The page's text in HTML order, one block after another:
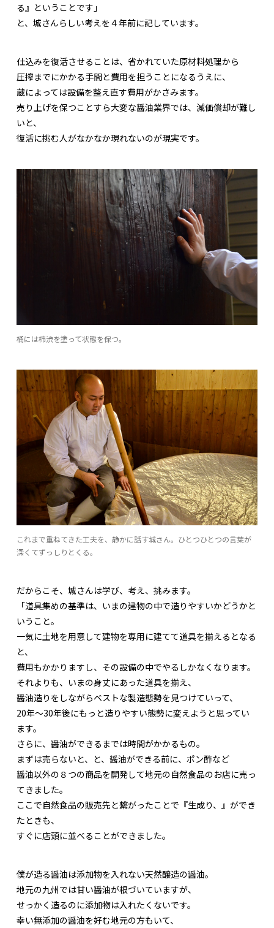
る』ということです」
と、城さんらしい考えを４年前に記しています。
仕込みを復活させることは、省かれていた原材料処理から
圧搾までにかかる手間と費用を担うことになるうえに、
蔵によっては設備を整え直す費用がかさみます。
売り上げを保つことすら大変な醤油業界では、減価償却が難し
いと、
復活に挑む人がなかなか現れないのが現実です。
桶には柿渋を塗って状態を保つ。
これまで重ねてきた工夫を、静かに話す城さん。ひとつひとつの言葉が
深くてずっしりとくる。
だからこそ、城さんは学び、考え、挑みます。
「道具集めの基準は、いまの建物の中で造りやすいかどうかと
いうこと。
一気に土地を用意して建物を専用に建てて道具を揃えるとなる
と、
費用もかかりますし、その設備の中でやるしかなくなります。
それよりも、いまの身丈にあった道具を揃え、
醤油造りをしながらベストな製造態勢を見つけていって、
20年～30年後にもっと造りやすい態勢に変えようと思ってい
ます。
さらに、醤油ができるまでは時間がかかるもの。
まずは売らないと、と、醤油ができる前に、ポン酢など
醤油以外の８つの商品を開発して地元の自然食品のお店に売っ
てきました。
ここで自然食品の販売先と繋がったことで『生成り、』ができ
たときも、
すぐに店頭に並べることができました。
僕が造る醤油は添加物を入れない天然醸造の醤油。
地元の九州では甘い醤油が根づいていますが、
せっかく造るのに添加物は入れたくないです。
幸い無添加の醤油を好む地元の方もいて、